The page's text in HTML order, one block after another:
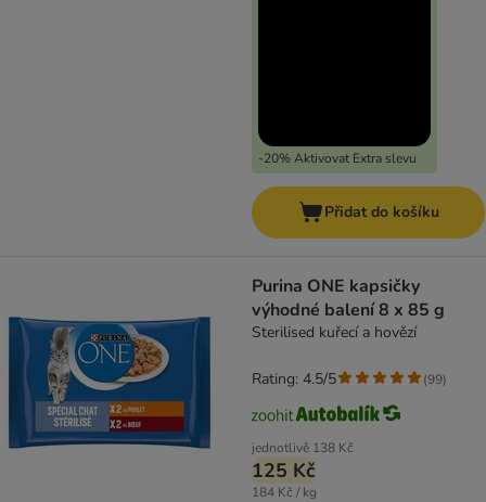
-20% Aktivovat Extra slevu
Přidat do košíku
Purina ONE kapsičky
výhodné balení 8 x 85 g
Sterilised kuřecí a hovězí
jednotlivě 138 Kč
125 Kč
184 Kč / kg
Rating: 4.5/5 (99)